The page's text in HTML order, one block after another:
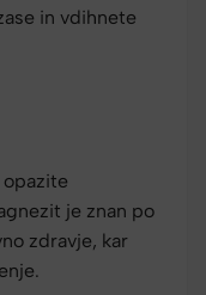
in vdihnete
je znan po
zdravje, kar